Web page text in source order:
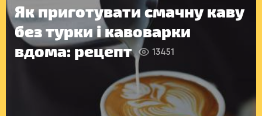
Як приготувати смачну каву
без турки і кавоварки
вдома: рецепт
13451